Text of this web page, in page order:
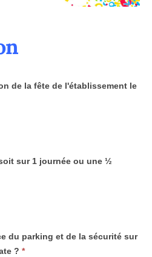
de la fête de l'établissement le
sur 1 journée ou une ½
du parking et de la sécurité sur
? *